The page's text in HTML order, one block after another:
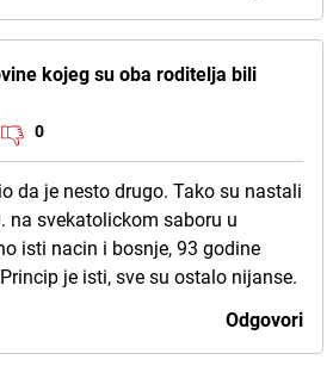
kojeg su oba roditelja bili
0
da je nesto drugo. Tako su nastali
na svekatolickom saboru u
isti nacin i bosnje, 93 godine
je isti, sve su ostalo nijanse.
Odgovori